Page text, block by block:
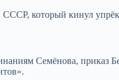
который кинул
Семёнова, приказ